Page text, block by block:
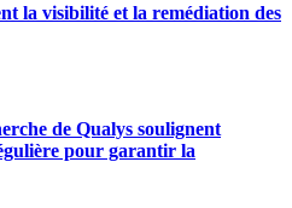
la visibilité et la remédiation des
de Qualys soulignent
pour garantir la